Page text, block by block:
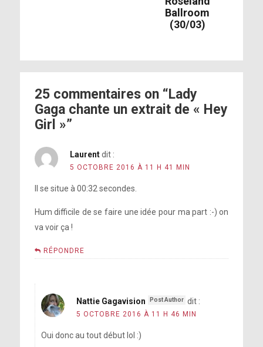
gens.
Ballroom
(30/03)
25 commentaires on “Lady
Gaga chante un extrait de « Hey
Girl »”
Laurent dit :
5 OCTOBRE 2016 À 11 H 41 MIN
Il se situe à 00:32 secondes.
Hum difficile de se faire une idée pour ma part :-) on
va voir ça !
RÉPONDRE
Nattie Gagavision dit :
5 OCTOBRE 2016 À 11 H 46 MIN
Oui donc au tout début lol :)